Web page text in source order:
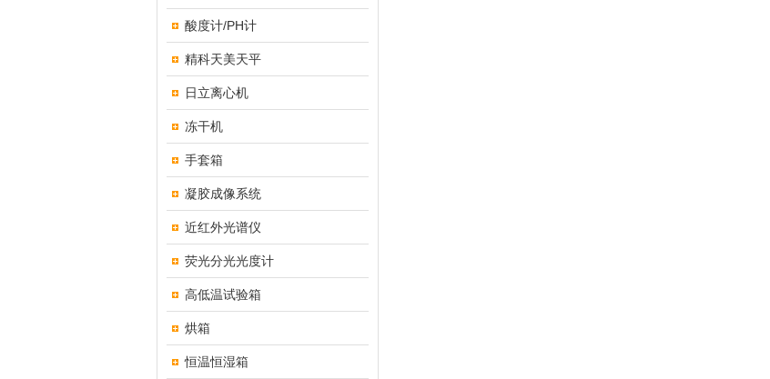
酸度计/PH计
精科天美天平
日立离心机
冻干机
手套箱
凝胶成像系统
近红外光谱仪
荧光分光光度计
高低温试验箱
烘箱
恒温恒湿箱